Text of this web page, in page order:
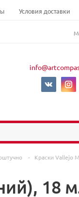
Условия доставки
- Краски Vallejo
18